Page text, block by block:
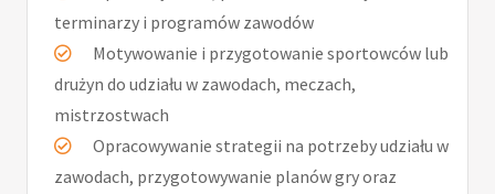
terminarzy i programów zawodów
Motywowanie i przygotowanie sportowców lub
drużyn do udziału w zawodach, meczach,
mistrzostwach
Opracowywanie strategii na potrzeby udziału w
zawodach, przygotowywanie planów gry oraz